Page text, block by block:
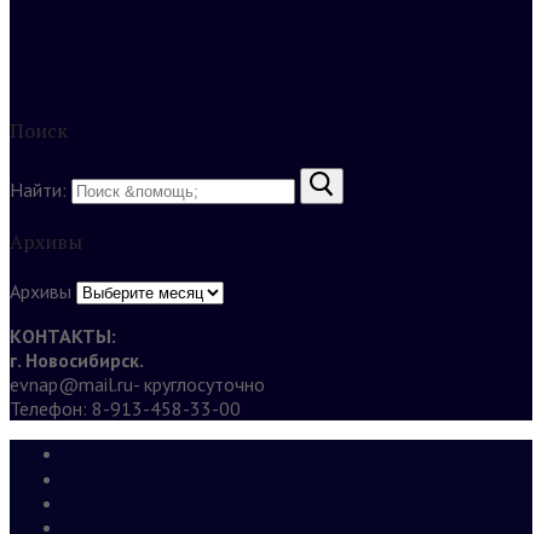
Поиск
Найти:
Архивы
Архивы
КОНТАКТЫ:
г. Новосибирск.
evnap@mail.ru- круглосуточно
Телефон: 8-913-458-33-00